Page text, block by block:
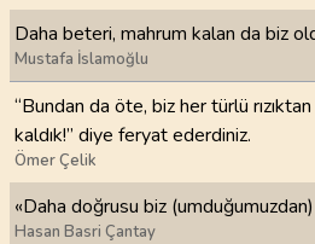
Daha beteri, mahrum kalan da biz
Mustafa İslamoğlu
“Bundan da öte, biz her türlü
kaldık!” diye feryat ederdiniz.
Ömer Çelik
«Daha doğrusu biz (umduğumuzdan)
Hasan Basri Çantay